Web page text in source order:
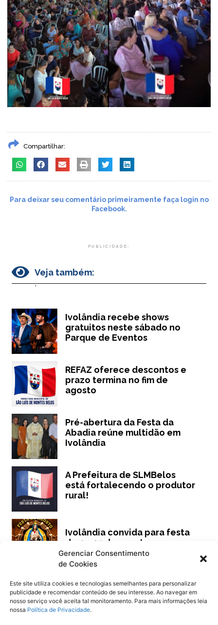
Gerenciar Consentimento
de Cookies
Este site utiliza cookies e tecnologias semelhantes para personalizar
publicidade e recomendar conteúdo de seu interesse. Ao navegar em
nosso serviço você aceita tal monitoramento. Para mais informações leia
nossa Política de Privacidade.
Compartilhar:
Para deixar seu comentário primeiramente faça login no
Facebook.
PUBLICIDADE:
Veja também:
.
Ivolândia recebe shows
gratuitos neste sábado no
Parque de Eventos
REFAZ oferece descontos e
prazo termina no fim de
agosto
Pré-abertura da Festa da
Abadia reúne multidão em
Ivolândia
A Prefeitura de SLMBelos
está fortalecendo o produtor
rural!
Ivolândia convida para festa
de 4 a 15 de agosto
SigaOeste Goiano Notícias